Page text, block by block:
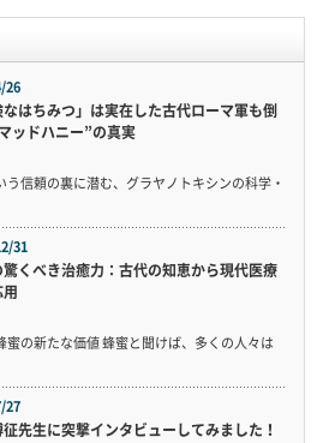
26
なはちみつ」は実在した古代ローマ軍も倒
ッドハニー”の真実
信頼の裏に潜む、グラヤノトキシンの科学・
31
くべき治癒力：古代の知恵から現代医療
の新たな価値 蜂蜜と聞けば、多くの人々は
27
先生に突撃インタビューしてみました！